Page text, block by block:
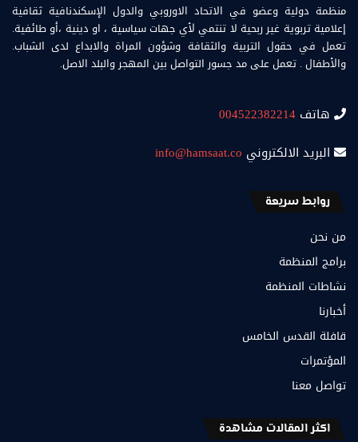
منظمة دولية وعضو في الاتحاد الاوروبي والدول الإسكندنافية ثقافية
إعلامية تربوية غير ربحية لا تنتمي لأي جهات سياسية ، او دينية ،أو طائفية.
تعمل في حقول التربية والثقافة وشؤون المراة والابداع لدى الشباب.
والأطفال . تعمل على مد جسور التواصل بين المهجر والبلد الاصل.
هاتف 004522382214
البريد الالكتروني info@hamsaat.co
روابط سريعة
من نحن
برامج المنظمة
نشاطات المنظمة
أخبارنا
قافلة القدس الخامس
المؤتمرات
تواصل معنا
اكثر المقالات مشاهدة